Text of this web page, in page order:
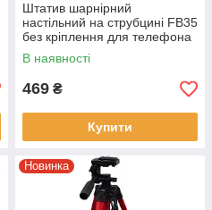
Штатив шарнірний
настільний на струбцині FB35
без кріплення для телефона
В наявності
469 ₴
Купити
Новинка